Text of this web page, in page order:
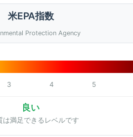
米EPA指数
Protection Agency
3 4 5
良い
は満足できるレベルです